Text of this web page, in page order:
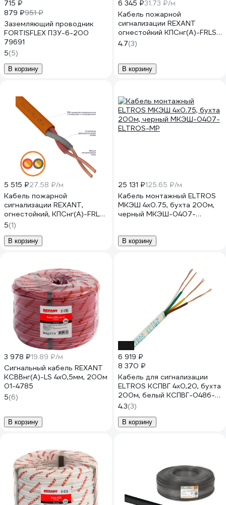
715 ₽
879 ₽951 ₽
Заземляющий проводник
FORTISFLEX ПЗУ-6-200
79691
5(5)
В корзину
6 345 ₽31.73 ₽/м
Кабель пожарной
сигнализации REXANT
огнестойкий КПСнг(А)-FRLS
1х2х0,75мм2, 200м 01-4903
4.7(3)
В корзину
5 515 ₽27.58 ₽/м
Кабель пожарной
сигнализации REXANT,
огнестойкий, КПСнг(А)-FRLS
1x2x0,50мм2, 200 м 01-
4902
5(1)
В корзину
25 131 ₽125.65 ₽/м
Кабель монтажный ELTROS
МКЭШ 4x0.75, бухта 200м,
черный МКЭШ-0407-
В корзину
3 978 ₽19.89 ₽/м
Сигнальный кабель REXANT
KСВВнг(А)-LS 4х0,5мм, 200м
01-4785
5(6)
В корзину
6 919 ₽
8 370 ₽
Кабель для сигнализации
ELTROS КСПВГ 4x0,20, бухта
200м, белый КСПВГ-048б-
ELTROS-MP
4.3(3)
В корзину